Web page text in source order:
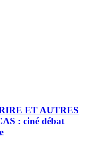
ET AUTRES
: ciné débat